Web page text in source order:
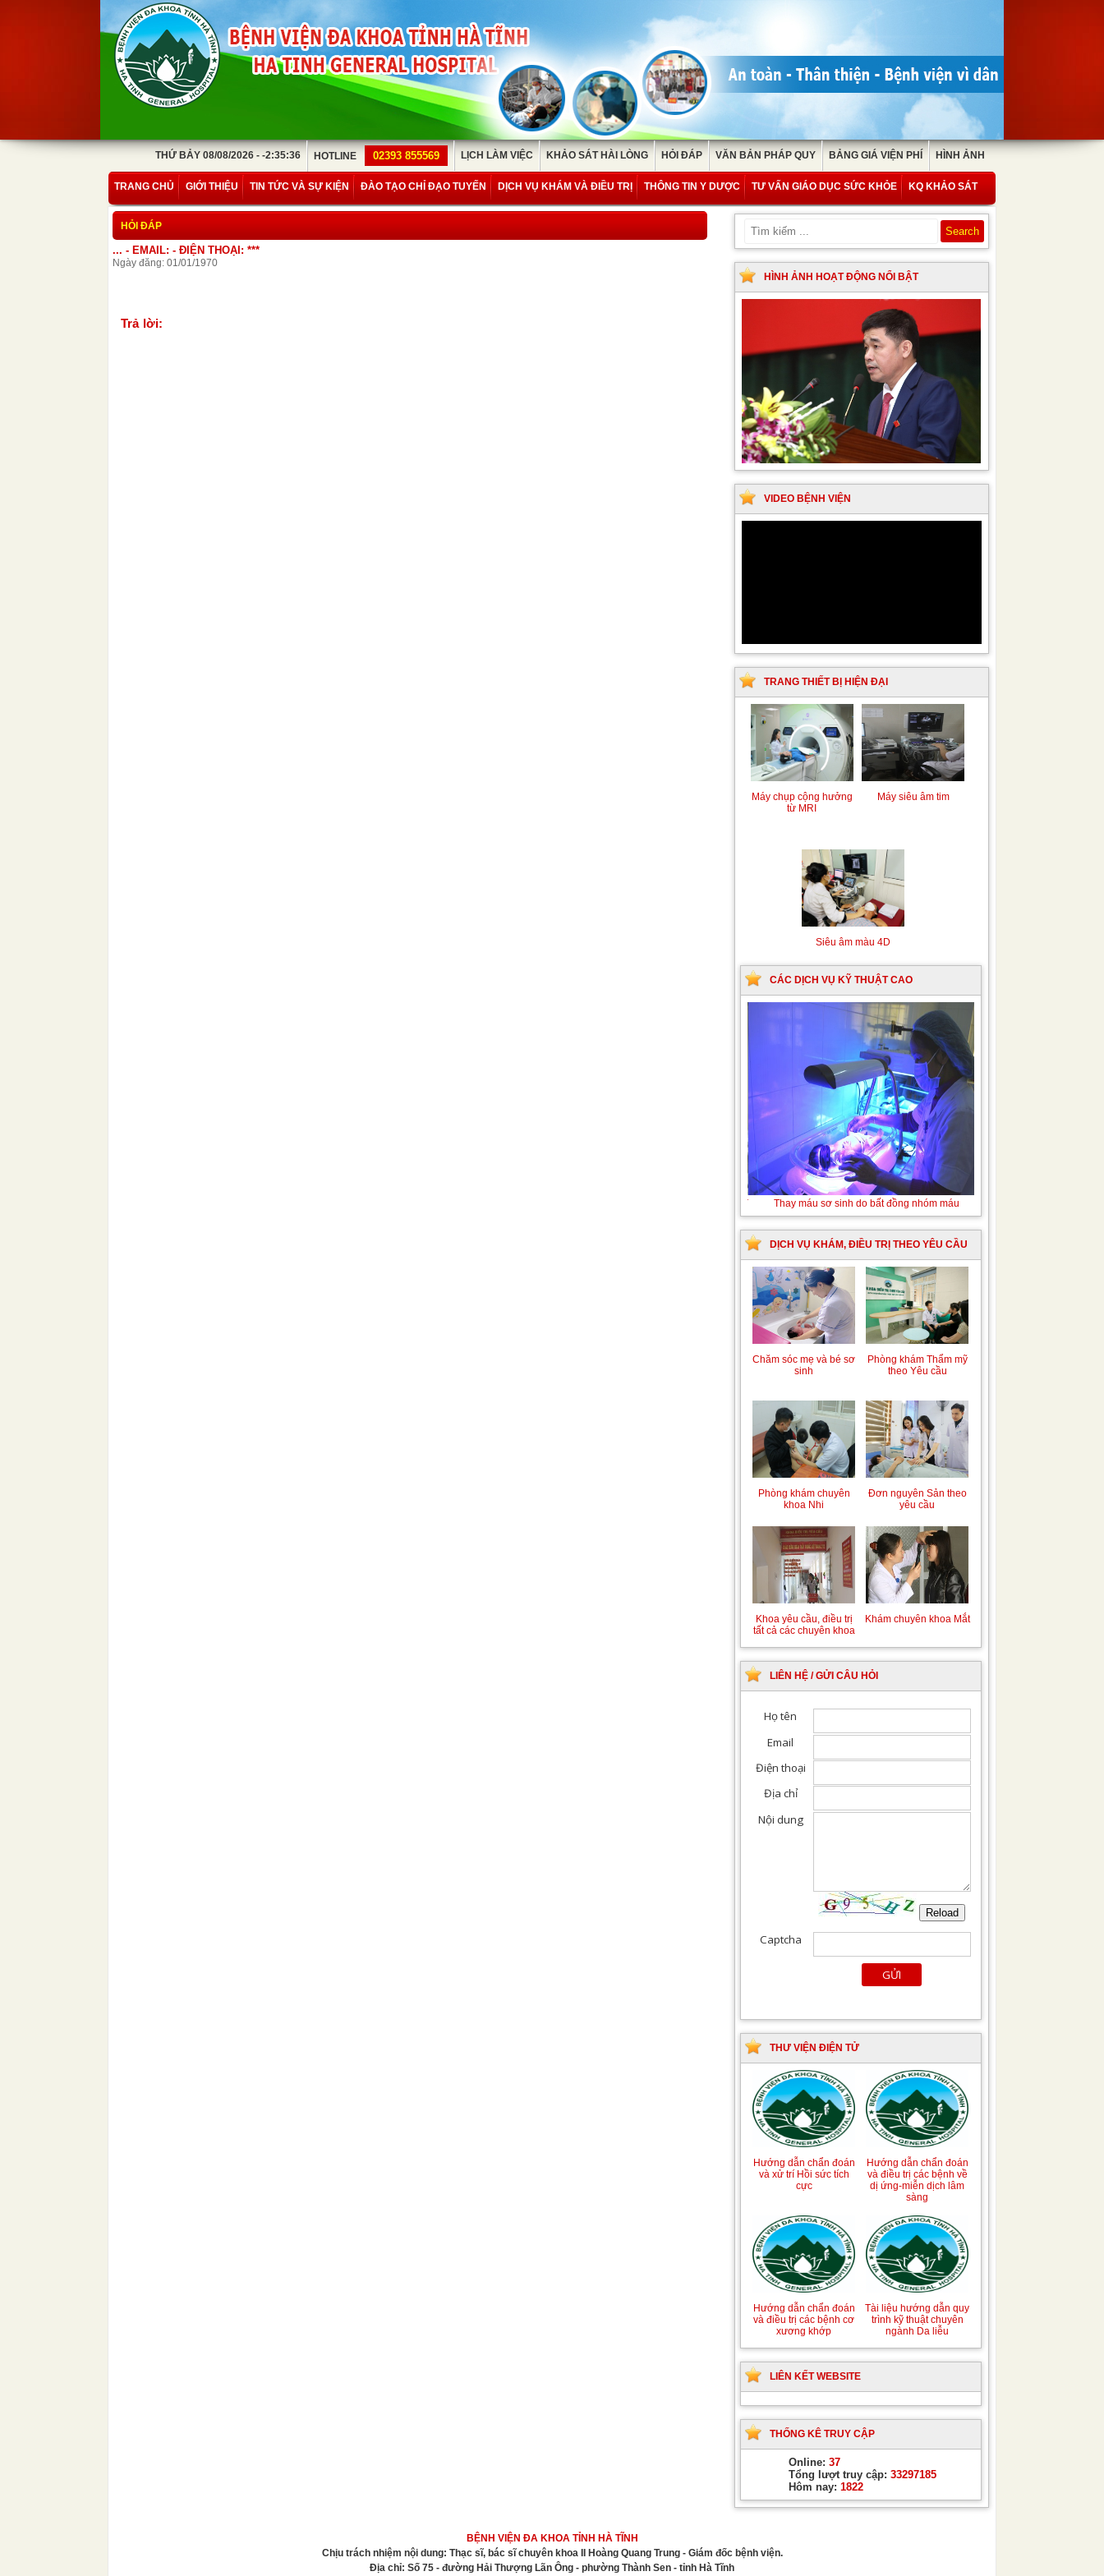
THỨ BẢY 08/08/2026 - -2:35:36 HOTLINE 02393 855569 LỊCH LÀM VIỆC KHẢO SÁT HÀI LÒNG HỎI ĐÁP VĂN BẢN PHÁP QUY BẢNG GIÁ VIỆN PHÍ HÌNH ẢNH
TRANG CHỦ GIỚI THIỆU TIN TỨC VÀ SỰ KIỆN ĐÀO TẠO CHỈ ĐẠO TUYẾN DỊCH VỤ KHÁM VÀ ĐIỀU TRỊ THÔNG TIN Y DƯỢC TƯ VẤN GIÁO DỤC SỨC KHỎE KQ KHẢO SÁT
HỎI ĐÁP
... - EMAIL: - ĐIỆN THOẠI: ***
Ngày đăng: 01/01/1970
Trả lời:
HÌNH ẢNH HOẠT ĐỘNG NỔI BẬT
VIDEO BỆNH VIỆN
TRANG THIẾT BỊ HIỆN ĐẠI
Máy chụp cộng hưởng
từ MRI
Máy siêu âm tim
Siêu âm màu 4D
CÁC DỊCH VỤ KỸ THUẬT CAO
máu
bất
Tán sỏi niệu quản ngược dòng Laser
DỊCH VỤ KHÁM, ĐIỀU TRỊ THEO YÊU CẦU
Chăm sóc mẹ và bé sơ
sinh
Phòng khám Thẩm mỹ
theo Yêu cầu
Phòng khám chuyên
khoa Nhi
Đơn nguyên Sản theo
yêu cầu
Khoa yêu cầu, điều trị
tất cả các chuyên khoa
Khám chuyên khoa Mắt
LIÊN HỆ / GỬI CÂU HỎI
THƯ VIỆN ĐIỆN TỬ
Hướng dẫn chẩn đoán
và xử trí Hồi sức tích
cực
Hướng dẫn chẩn đoán
và điều trị các bệnh về
dị ứng-miễn dịch lâm
sàng
Hướng dẫn chẩn đoán
và điều trị các bệnh cơ
xương khớp
Tài liệu hướng dẫn quy
trình kỹ thuật chuyên
ngành Da liễu
LIÊN KẾT WEBSITE
THỐNG KÊ TRUY CẬP
Online: 37
Tổng lượt truy cập: 33297185
Hôm nay: 1822
BỆNH VIỆN ĐA KHOA TỈNH HÀ TĨNH
Chịu trách nhiệm nội dung: Thạc sĩ, bác sĩ chuyên khoa II Hoàng Quang Trung - Giám đốc bệnh viện.
Địa chỉ: Số 75 - đường Hải Thượng Lãn Ông - phường Thành Sen - tỉnh Hà Tĩnh